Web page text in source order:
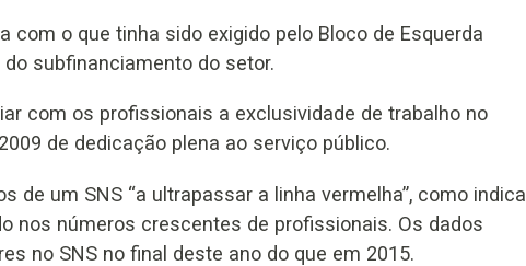
o que tinha sido exigido pelo Bloco de Esquerda
subfinanciamento do setor.
com os profissionais a exclusividade de trabalho no
de dedicação plena ao serviço público.
de um SNS “a ultrapassar a linha vermelha”, como indica
nos números crescentes de profissionais. Os dados
no SNS no final deste ano do que em 2015.